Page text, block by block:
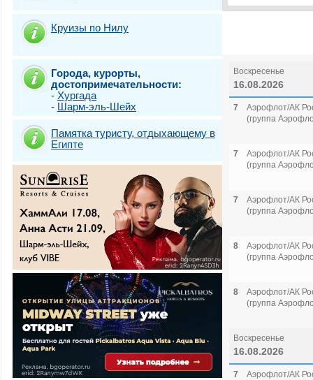
Круизы по Нилу
Города, курорты,
достопримечательности:
- Хургада
- Шарм-эль-Шейх
Памятка туристу, отдыхающему в
Египте
Воскресенье
16.08.2026
7
Аэрофлот/АК
(группа
7
Аэрофлот/АК
(группа
7
Аэрофлот/АК
(группа
8
Аэрофлот/АК
(группа
8
Аэрофлот/АК
(группа
Воскресенье
16.08.2026
7
Аэрофлот/АК